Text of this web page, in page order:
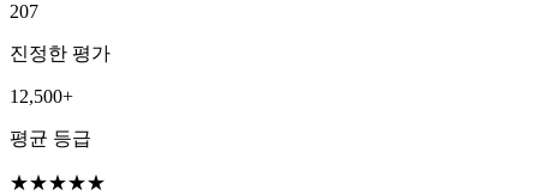
207
진정한 평가
12,500+
평균 등급
★★★★★